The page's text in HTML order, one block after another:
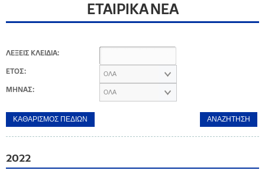
ΕΤΑΙΡΙΚΑ ΝΕΑ
ΛΕΞΕΙΣ ΚΛΕΙΔΙΑ:
ΕΤΟΣ: ΟΛΑ
ΜΗΝΑΣ: ΟΛΑ
2022